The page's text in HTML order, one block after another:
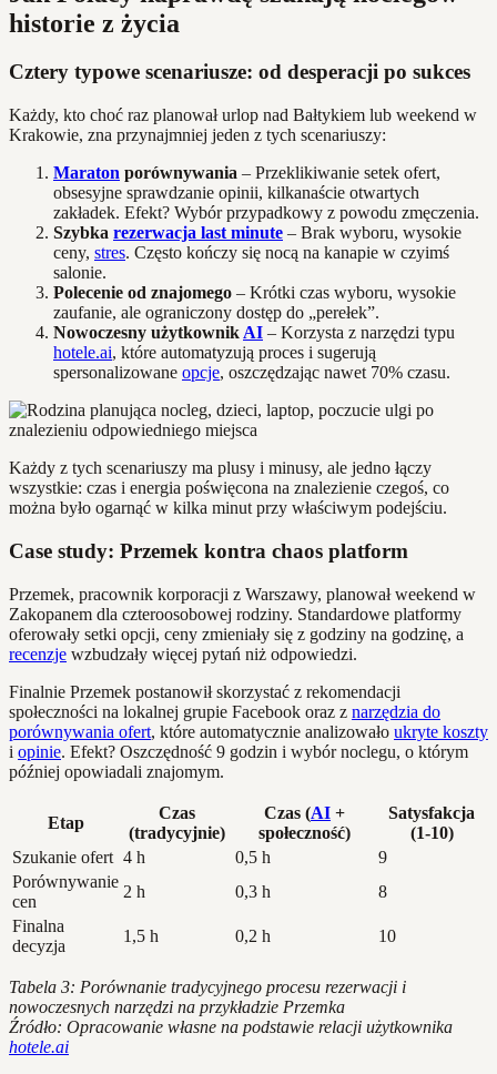
historie z życia
Cztery typowe scenariusze: od desperacji po sukces
Każdy, kto choć raz planował urlop nad Bałtykiem lub weekend w
Krakowie, zna przynajmniej jeden z tych scenariuszy:
Maraton porównywania – Przeklikiwanie setek ofert,
obsesyjne sprawdzanie opinii, kilkanaście otwartych
zakładek. Efekt? Wybór przypadkowy z powodu zmęczenia.
Szybka rezerwacja last minute – Brak wyboru, wysokie
ceny, stres. Często kończy się nocą na kanapie w czyimś
salonie.
Polecenie od znajomego – Krótki czas wyboru, wysokie
zaufanie, ale ograniczony dostęp do „perełek”.
Nowoczesny użytkownik AI – Korzysta z narzędzi typu
hotele.ai, które automatyzują proces i sugerują
spersonalizowane opcje, oszczędzając nawet 70% czasu.
Każdy z tych scenariuszy ma plusy i minusy, ale jedno łączy
wszystkie: czas i energia poświęcona na znalezienie czegoś, co
można było ogarnąć w kilka minut przy właściwym podejściu.
Case study: Przemek kontra chaos platform
Przemek, pracownik korporacji z Warszawy, planował weekend w
Zakopanem dla czteroosobowej rodziny. Standardowe platformy
oferowały setki opcji, ceny zmieniały się z godziny na godzinę, a
recenzje wzbudzały więcej pytań niż odpowiedzi.
Finalnie Przemek postanowił skorzystać z rekomendacji
społeczności na lokalnej grupie Facebook oraz z narzędzia do
porównywania ofert, które automatycznie analizowało ukryte koszty
i opinie. Efekt? Oszczędność 9 godzin i wybór noclegu, o którym
później opowiadali znajomym.
Etap
Czas
(tradycyjnie)
Czas (AI +
społeczność)
Satysfakcja
(1-10)
Szukanie ofert 4 h 0,5 h
9
Porównywanie
cen
2 h 0,3 h
8
Finalna
decyzja
1,5 h 0,2 h 10
Tabela 3: Porównanie tradycyjnego procesu rezerwacji i
nowoczesnych narzędzi na przykładzie Przemka
Źródło: Opracowanie własne na podstawie relacji użytkownika
hotele.ai